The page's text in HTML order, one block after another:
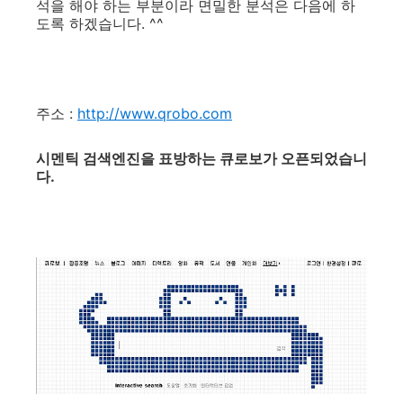
석을 해야 하는 부분이라 면밀한 분석은 다음에 하
도록 하겠습니다. ^^
주소 : http://www.qrobo.com
시멘틱 검색엔진을 표방하는 큐로보가 오픈되었습니
다.